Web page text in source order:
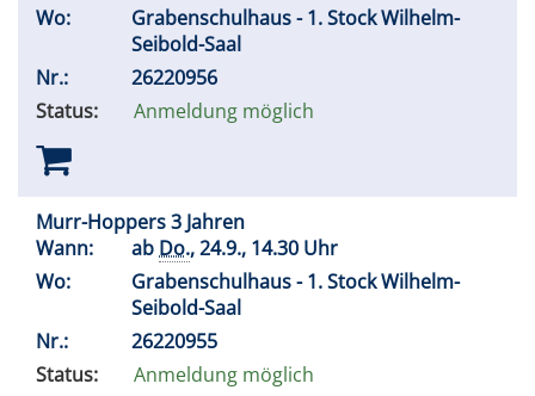
Wo:
Grabenschulhaus - 1. Stock Wilhelm-
Seibold-Saal
Nr.:
26220956
Status:
Anmeldung möglich
Murr-Hoppers 3 Jahren
Wann:
ab Do., 24.9., 14.30 Uhr
Wo:
Grabenschulhaus - 1. Stock Wilhelm-
Seibold-Saal
Nr.:
26220955
Status:
Anmeldung möglich